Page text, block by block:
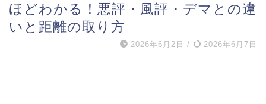
ほどわかる！悪評・風評・デマとの違
いと距離の取り方
2026年6月2日 / 2026年6月7日